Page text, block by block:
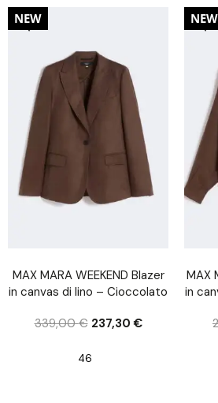
30%
NEW
MAX MARA WEEKEND Blazer
in canvas di lino – Cioccolato
339,00€ 237,30€
46
30%
NEW
MAX
in